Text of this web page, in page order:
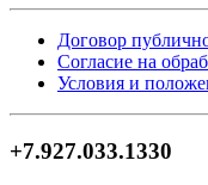
Договор
Согласие на
Условия и
+7.927.033.1330